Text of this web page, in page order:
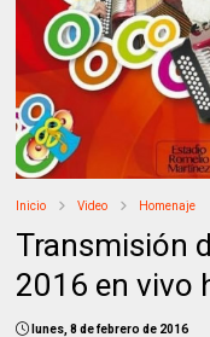
Inicio Video Homenaje
Transmisión
2016 en vivo
lunes, 8 de febrero de 2016